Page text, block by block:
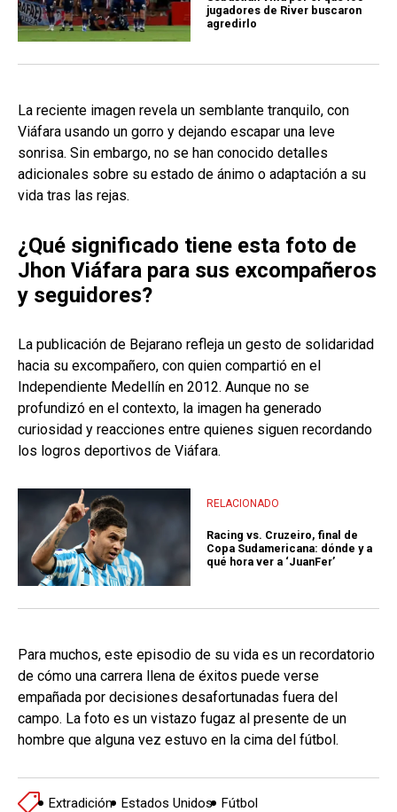
jugadores de River buscaron
agredirlo
La reciente imagen revela un semblante tranquilo, con
Viáfara usando un gorro y dejando escapar una leve
sonrisa. Sin embargo, no se han conocido detalles
adicionales sobre su estado de ánimo o adaptación a su
vida tras las rejas.
¿Qué significado tiene esta foto de
Jhon Viáfara para sus excompañeros
y seguidores?
La publicación de Bejarano refleja un gesto de solidaridad
hacia su excompañero, con quien compartió en el
Independiente Medellín en 2012. Aunque no se
profundizó en el contexto, la imagen ha generado
curiosidad y reacciones entre quienes siguen recordando
los logros deportivos de Viáfara.
RELACIONADO
Racing vs. Cruzeiro, final de
Copa Sudamericana: dónde y a
qué hora ver a ‘JuanFer’
Para muchos, este episodio de su vida es un recordatorio
de cómo una carrera llena de éxitos puede verse
empañada por decisiones desafortunadas fuera del
campo. La foto es un vistazo fugaz al presente de un
hombre que alguna vez estuvo en la cima del fútbol.
Extradición Estados Unidos Fútbol